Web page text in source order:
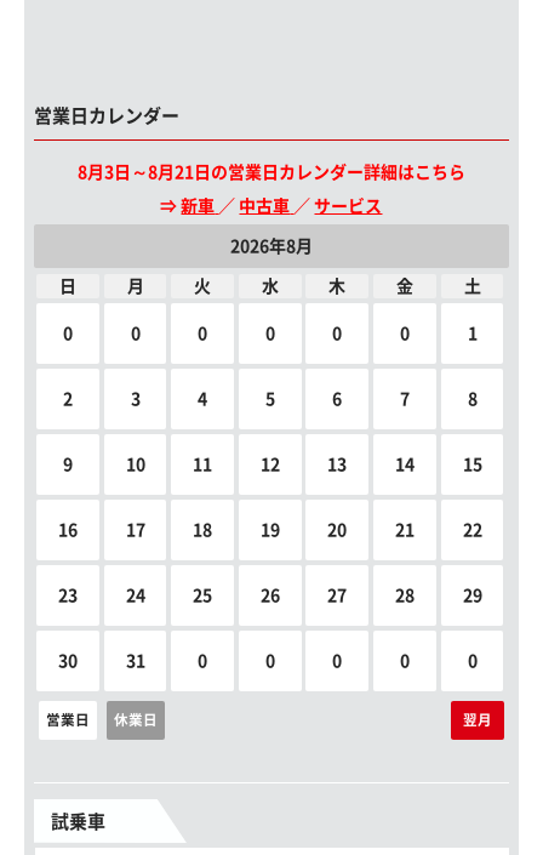
営業日カレンダー
8月3日～8月21日の営業日カレンダー詳細はこちら
⇒新車 ／ 中古車 ／サービス
2026年8月
日 月 火 水 木 金 土
0 0 0 0 0 0 1
2 3 4 5 6 7 8
9 10 11 12 13 14 15
16 17 18 19 20 21 22
23 24 25 26 27 28 29
30 31 0 0 0 0 0
営業日 休業日 翌月
試乗車